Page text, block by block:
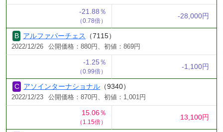
-21.88％
（0.78倍）
-28,000円
アルファパーチェス （7115）
2022/12/26 公開価格：880円、初値：869円
-1.25％
（0.99倍）
-1,100円
アソインターナショナル （9340）
2022/12/23 公開価格：870円、初値：1,001円
15.06％
（1.15倍）
13,100円